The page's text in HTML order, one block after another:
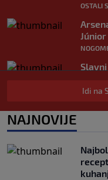
OSTALI
u
Idi na
NAJNOVIJE